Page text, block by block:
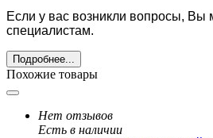
Если у вас возникли вопросы, Вы
специалистам.
Подробнее...
Похожие товары
Нет отзывов
Есть в наличии